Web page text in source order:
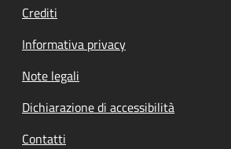
Crediti
Informativa privacy
Note legali
Dichiarazione di accessibilità
Contatti